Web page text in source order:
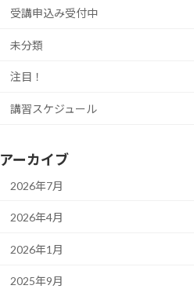
受講申込み受付中
未分類
注目！
講習スケジュール
アーカイブ
2026年7月
2026年4月
2026年1月
2025年9月